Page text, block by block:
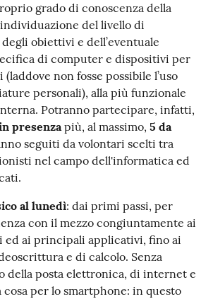
grado di conoscenza della
del livello di
obiettivi e dell’eventuale
di computer e dispositivi per
non fosse possibile l’uso
personali), alla più funzionale
Potranno partecipare, infatti,
presenzapiù, al massimo, 5 da
seguiti da volontari scelti tra
nel campo dell'informatica ed
al lunedì: dai primi passi, per
con il mezzo congiuntamente ai
ed ai principali applicativi, fino ai
e di calcolo. Senza
della posta elettronica, di internet e
cosa per lo smartphone: in questo